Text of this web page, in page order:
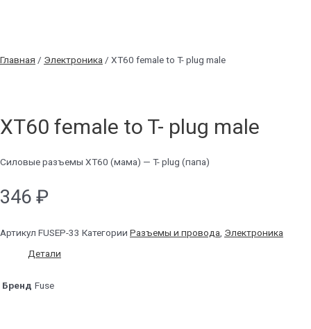
Главная / Электроника / XT60 female to T- plug male
XT60 female to T- plug male
Силовые разъемы XT60 (мама) — T- plug (папа)
346 ₽
Артикул FUSEP-33 Категории Разъемы и провода, Электроника
Детали
Бренд Fuse